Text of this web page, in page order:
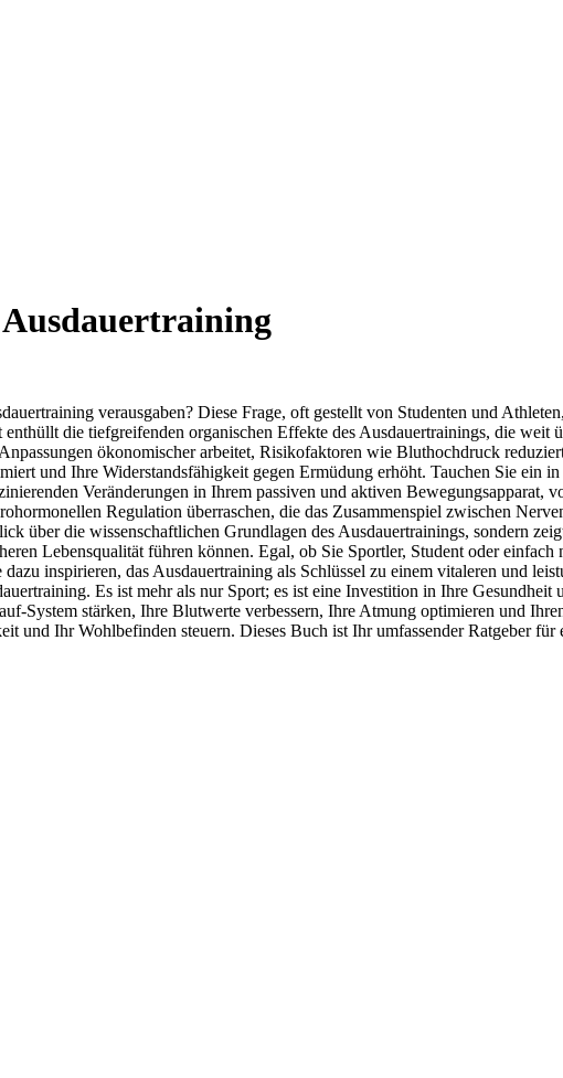
verausgaben? Diese Frage, oft gestellt von Studenten und
die tiefgreifenden organischen Effekte des Ausdauertrainings, die weit
ökonomischer arbeitet, Risikofaktoren wie Bluthochdruck
und Ihre Widerstandsfähigkeit gegen Ermüdung erhöht. Tauchen Sie ein
Veränderungen in Ihrem passiven und aktiven Bewegungsapparat,
Regulation überraschen, die das Zusammenspiel zwischen
über die wissenschaftlichen Grundlagen des Ausdauertrainings, sondern
Lebensqualität führen können. Egal, ob Sie Sportler, Student oder
inspirieren, das Ausdauertraining als Schlüssel zu einem vitaleren und
Es ist mehr als nur Sport; es ist eine Investition in Ihre
System stärken, Ihre Blutwerte verbessern, Ihre Atmung optimieren und
und Ihr Wohlbefinden steuern. Dieses Buch ist Ihr umfassender Ratgeber